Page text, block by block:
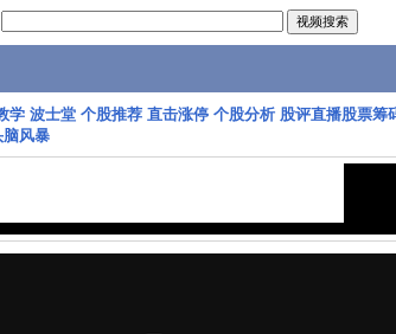
学 波士堂 个股推荐 直击涨停 个股分析 股评直播股票筹
风暴